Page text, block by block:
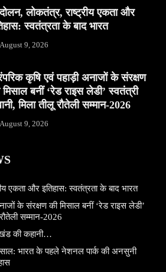
लोकतंत्र, राष्ट्रीय एकता और
स्वतंत्रता के बाद भारत
August 9, 2026
कृषि एवं पहाड़ी अनाजों के संरक्षण
मिसाल बनीं ‘रेड राइस लेडी’ स्वतंत्री
मिला तीलू रौतेली सम्मान-2026
August 9, 2026
एकता और इतिहास: स्वतंत्रता के बाद भारत
के संरक्षण की मिसाल बनीं ‘रेड राइस लेडी’
सम्मान-2026
की कहानी…
भारत के पहले नेशनल पार्क की अनसुनी